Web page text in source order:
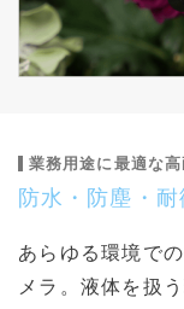
業務用途に最適な
防水・防塵・耐
あらゆる環境で
メラ。液体を扱